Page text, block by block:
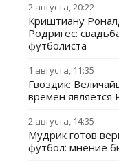
2 августа, 20:22
Криштиану
Родригес:
футболиста
1 августа, 11:35
Гвоздик:
времен является
2 августа, 14:35
Мудрик готов
футбол: мнение